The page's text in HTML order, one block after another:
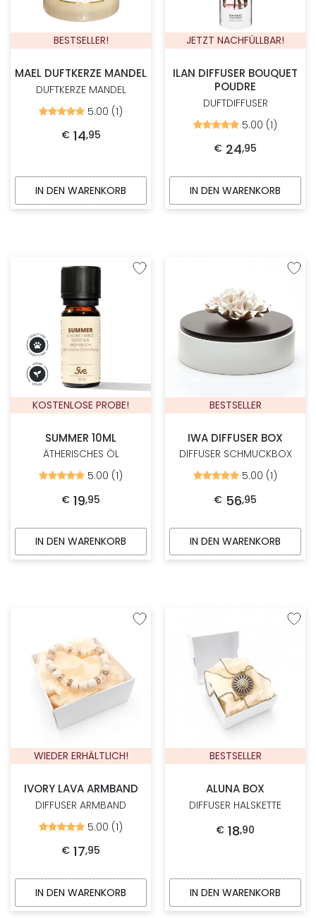
BESTSELLER!
MAEL DUFTKERZE MANDEL
DUFTKERZE MANDEL
Bewertet
5.00
von
5.00 (1)
€ 14,95
IN DEN WARENKORB
JETZT NACHFÜLLBAR!
ILAN DIFFUSER BOUQUET
POUDRE
DUFTDIFFUSER
Bewertet
5.00
von
5.00 (1)
€ 24,95
IN DEN WARENKORB
Zur Wunschliste hinzufügen
KOSTENLOSE PROBE!
SUMMER 10ML
ÄTHERISCHES ÖL
Bewertet
5.00
von
5.00 (1)
€ 19,95
IN DEN WARENKORB
Zur
BESTSELLER
IWA DIFFUSER BOX
DIFFUSER SCHMUCKBOX
Bewertet
5.00
von
5.00 (1)
€ 56,95
IN DEN WARENKORB
Zur Wunschliste hinzufügen
WIEDER ERHÄLTLICH!
IVORY LAVA ARMBAND
DIFFUSER ARMBAND
Bewertet
5.00
von
5.00 (1)
€ 17,95
IN DEN WARENKORB
Zur
BESTSELLER
ALUNA BOX
DIFFUSER HALSKETTE
€ 18,90
IN DEN WARENKORB